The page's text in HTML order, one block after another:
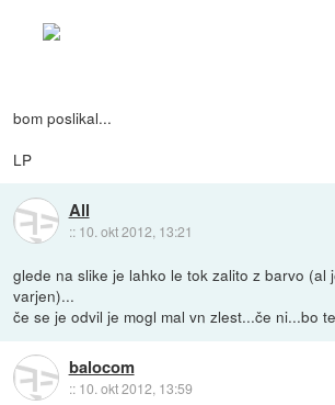
bom poslikal...
LP
All
:: 10. okt 2012, 13:21
glede na slike je lahko le tok zalito z barvo (al
varjen)...
če se je odvil je mogl mal vn zlest...če ni...bo
balocom
:: 10. okt 2012, 13:59